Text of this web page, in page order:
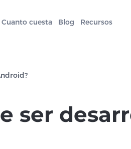
Cuanto cuesta Blog Recursos
ser